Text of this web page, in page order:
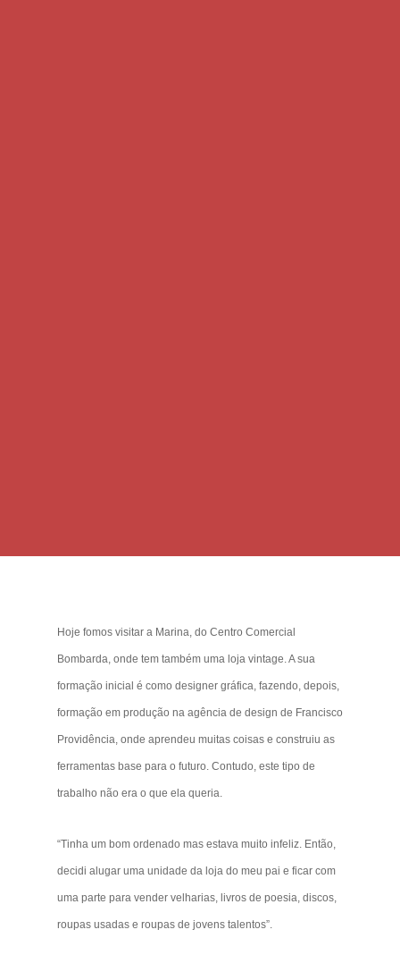
Hoje fomos visitar a Marina, do Centro Comercial
Bombarda, onde tem também uma loja vintage. A sua
formação inicial é como designer gráfica, fazendo, depois,
formação em produção na agência de design de Francisco
Providência, onde aprendeu muitas coisas e construiu as
ferramentas base para o futuro. Contudo, este tipo de
trabalho não era o que ela queria.
“Tinha um bom ordenado mas estava muito infeliz. Então,
decidi alugar uma unidade da loja do meu pai e ficar com
uma parte para vender velharias, livros de poesia, discos,
roupas usadas e roupas de jovens talentos”.